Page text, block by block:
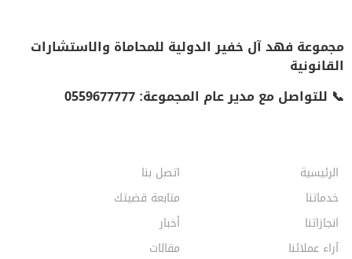
مجموعة فهد آل خفير الدولية للمحاماة والاستشارات
القانونية
📞 للتواصل مع مدير عام المجموعة: 0559677777
الرئيسية
خدماتنا
انجازاتنا
آراء عملائنا
اتصل بنا
متابعة قضيتك
أخبار
مقالات